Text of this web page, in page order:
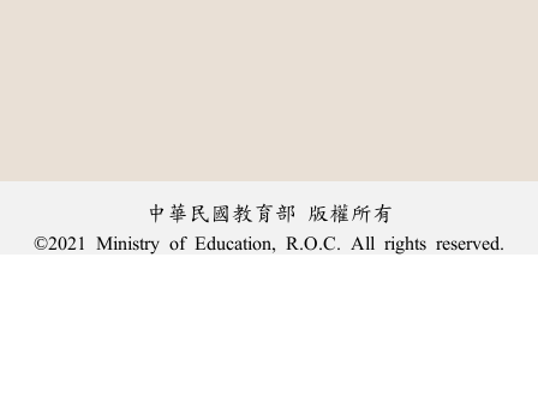
中華民國教育部 版權所有
©2021 Ministry of Education, R.O.C. All rights reserved.